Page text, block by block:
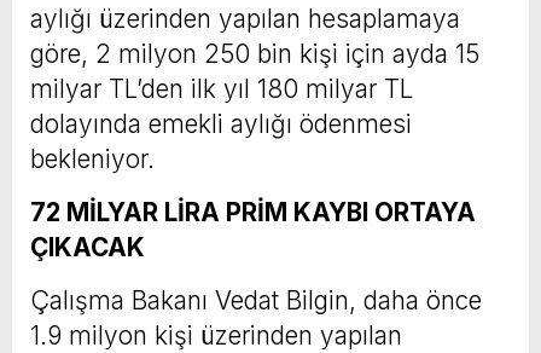
aylığı üzerinden yapılan hesaplamaya
göre, 2 milyon 250 bin kişi için ayda 15
milyar TL’den ilk yıl 180 milyar TL
dolayında emekli aylığı ödenmesi
bekleniyor.
72 MİLYAR LİRA PRİM KAYBI ORTAYA
ÇIKACAK
Çalışma Bakanı Vedat Bilgin, daha önce
1.9 milyon kişi üzerinden yapılan